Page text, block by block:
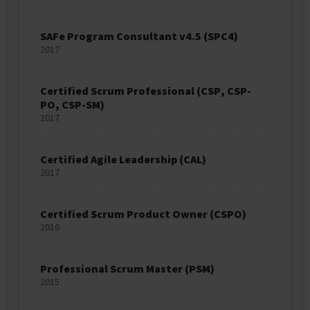
SAFe Program Consultant v4.5 (SPC4)
2017
Certified Scrum Professional (CSP, CSP-
PO, CSP-SM)
2017
Certified Agile Leadership (CAL)
2017
Certified Scrum Product Owner (CSPO)
2016
Professional Scrum Master (PSM)
2015